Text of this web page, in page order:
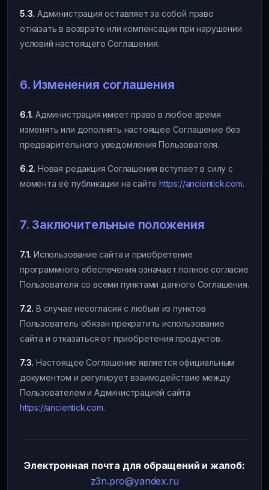
5.3. Администрация оставляет за собой право
отказать в возврате или компенсации при нарушении
условий настоящего Соглашения.
6. Изменения соглашения
6.1. Администрация имеет право в любое время
изменять или дополнять настоящее Соглашение без
предварительного уведомления Пользователя.
6.2. Новая редакция Соглашения вступает в силу с
момента её публикации на сайтеhttps://ancientick.com.
7. Заключительные положения
7.1. Использование сайта и приобретение
программного обеспечения означает полное согласие
Пользователя со всеми пунктами данного Соглашения.
7.2. В случае несогласия с любым из пунктов
Пользователь обязан прекратить использование
сайта и отказаться от приобретения продуктов.
7.3. Настоящее Соглашение является официальным
документом и регулирует взаимодействие между
Пользователем и Администрацией сайта
https://ancientick.com.
Электронная почта для обращений и жалоб:
z3n.pro@yandex.ru